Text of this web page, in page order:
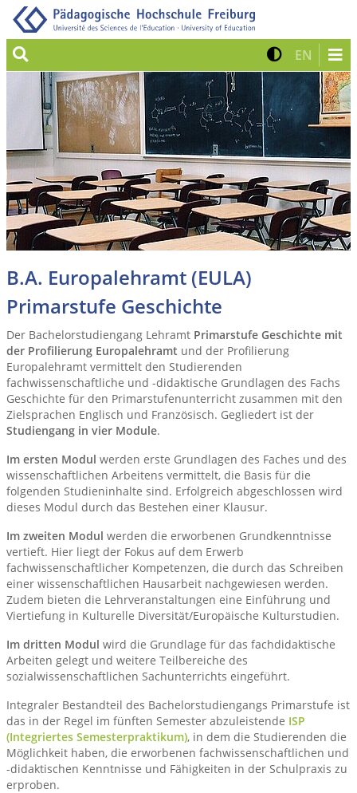
Suche Kontrast
EN Zur
B.A. Europalehramt (EULA)
Primarstufe Geschichte
Der Bachelorstudiengang Lehramt Primarstufe Geschichte mit
der Profilierung Europalehramt und der Profilierung
Europalehramt vermittelt den Studierenden
fachwissenschaftliche und -didaktische Grundlagen des Fachs
Geschichte für den Primarstufenunterricht zusammen mit den
Zielsprachen Englisch und Französisch. Gegliedert ist der
Studiengang in vier Module.
Im ersten Modul werden erste Grundlagen des Faches und des
wissenschaftlichen Arbeitens vermittelt, die Basis für die
folgenden Studieninhalte sind. Erfolgreich abgeschlossen wird
dieses Modul durch das Bestehen einer Klausur.
Im zweiten Modul werden die erworbenen Grundkenntnisse
vertieft. Hier liegt der Fokus auf dem Erwerb
fachwissenschaftlicher Kompetenzen, die durch das Schreiben
einer wissenschaftlichen Hausarbeit nachgewiesen werden.
Zudem bieten die Lehrveranstaltungen eine Einführung und
Viertiefung in Kulturelle Diversität/Europäische Kulturstudien.
Im dritten Modul wird die Grundlage für das fachdidaktische
Arbeiten gelegt und weitere Teilbereiche des
sozialwissenschaftlichen Sachunterrichts eingeführt.
Integraler Bestandteil des Bachelorstudiengangs Primarstufe ist
das in der Regel im fünften Semester abzuleistende ISP
(Integriertes Semesterpraktikum), in dem die Studierenden die
Möglichkeit haben, die erworbenen fachwissenschaftlichen und
-didaktischen Kenntnisse und Fähigkeiten in der Schulpraxis zu
erproben.